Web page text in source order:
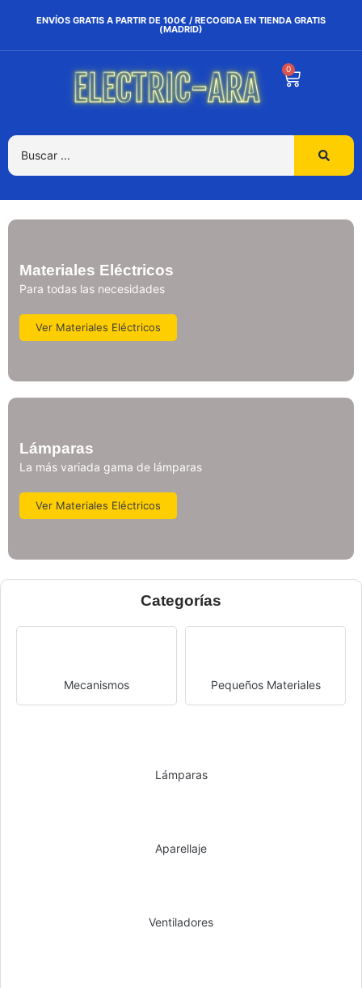
ENVÍOS GRATIS A PARTIR DE 100€ / RECOGIDA EN TIENDA GRATIS
(MADRID)
0
Materiales Eléctricos
Para todas las necesidades
Ver Materiales Eléctricos
Lámparas
La más variada gama de lámparas
Ver Materiales Eléctricos
Categorías
Mecanismos Pequeños Materiales
Lámparas
Aparellaje
Ventiladores